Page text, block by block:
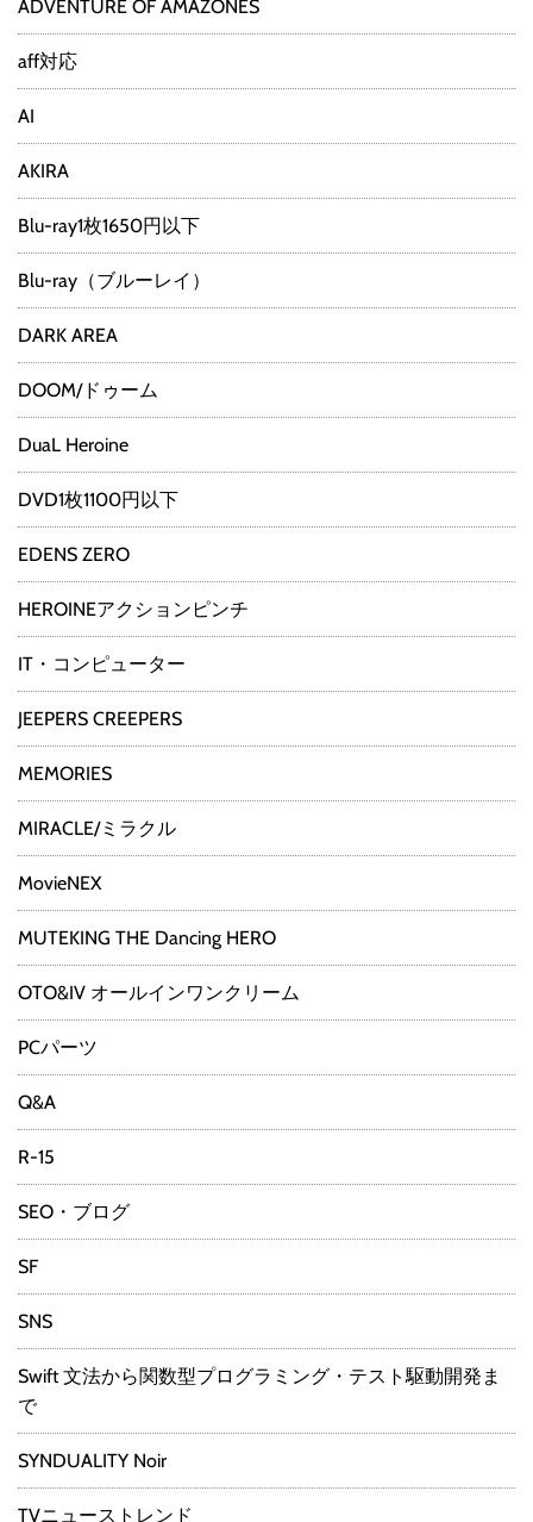
ADVENTURE OF AMAZONES
aff対応
AI
AKIRA
Blu-ray1枚1650円以下
Blu-ray（ブルーレイ）
DARK AREA
DOOM/ドゥーム
DuaL Heroine
DVD1枚1100円以下
EDENS ZERO
HEROINEアクションピンチ
IT・コンピューター
JEEPERS CREEPERS
MEMORIES
MIRACLE/ミラクル
MovieNEX
MUTEKING THE Dancing HERO
OTO&IV オールインワンクリーム
PCパーツ
Q&A
R-15
SEO・ブログ
SF
SNS
Swift 文法から関数型プログラミング・テスト駆動開発ま
で
SYNDUALITY Noir
TVニューストレンド